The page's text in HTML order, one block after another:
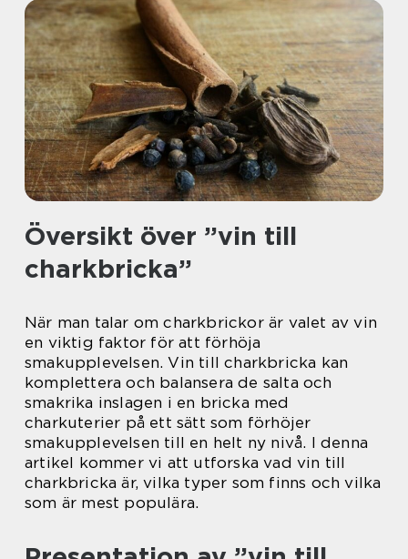
Översikt över ”vin till
charkbricka”
När man talar om charkbrickor är valet av vin
en viktig faktor för att förhöja
smakupplevelsen. Vin till charkbricka kan
komplettera och balansera de salta och
smakrika inslagen i en bricka med
charkuterier på ett sätt som förhöjer
smakupplevelsen till en helt ny nivå. I denna
artikel kommer vi att utforska vad vin till
charkbricka är, vilka typer som finns och vilka
som är mest populära.